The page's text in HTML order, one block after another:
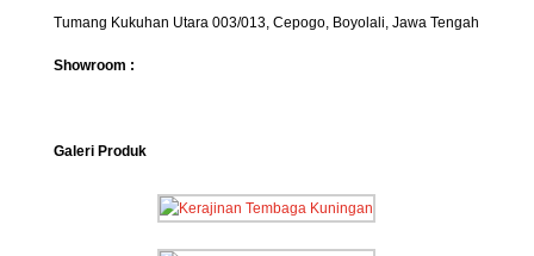
Tumang Kukuhan Utara 003/013, Cepogo, Boyolali, Jawa Tengah
Showroom :
Galeri Produk